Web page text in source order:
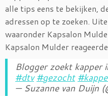
alle tips eens te bekijken,
adressen op te zoeken.
waaronder Kapsalon
Kapsalon Mulder
Blogger zoekt kapper
#dtv #gezocht
— Suzanne van Duijn